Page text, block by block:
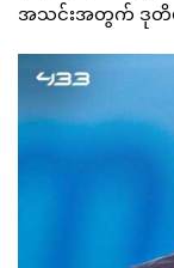
အသင်းအတွက် ဒုတိယ